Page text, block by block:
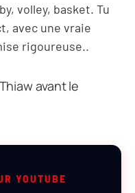
volley, basket. Tu
avec une vraie
rigoureuse..
avant le
YOUTUBE